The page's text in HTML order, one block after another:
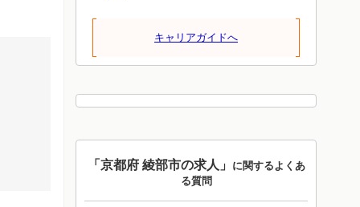
キャリアガイドへ
「京都府 綾部市の求人」
に関するよくあ
る質問